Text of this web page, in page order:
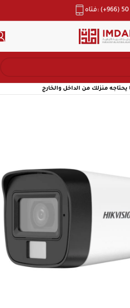
50 550 4717
يحتاجه منزلك من الداخل والخارج